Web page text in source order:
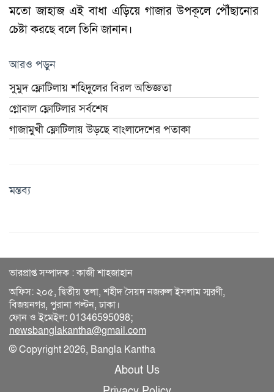
মতো জাহাজ এই বাধা এড়িয়ে গাজার উপকূলে পৌঁছানোর
চেষ্টা করছে বলে তিনি জানান।
আরও পড়ুন
সুমুদ ফ্লোটিলায় শহিদুলের বিরল অভিজ্ঞতা
গ্লোবাল ফ্লোটিলার সর্বশেষ
গাজামুখী ফ্লোটিলায় উড়ছে বাংলাদেশের পতাকা
মন্তব্য
ভারপ্রাপ্ত সম্পাদক : কাজী শাহজাহান
অফিস: ২০৫, দ্বিতীয় তলা, শহীদ সৈয়দ নজরুল ইসলাম স্মরণী,
বিজয়নগর, পুরানা পল্টন, ঢাকা।
ফোন ও ইমেইল: 01346595098;
newsbanglakantha@gmail.com
© Copyright 2026, Bangla Kantha
About Us